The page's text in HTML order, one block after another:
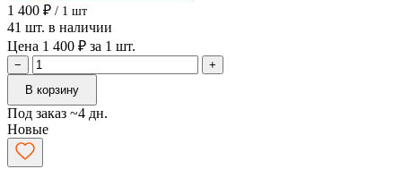
1 400 ₽ / 1 шт
41 шт. в наличии
Цена 1 400 ₽ за 1 шт.
−
+
В корзину
Под заказ ~4 дн.
Новые